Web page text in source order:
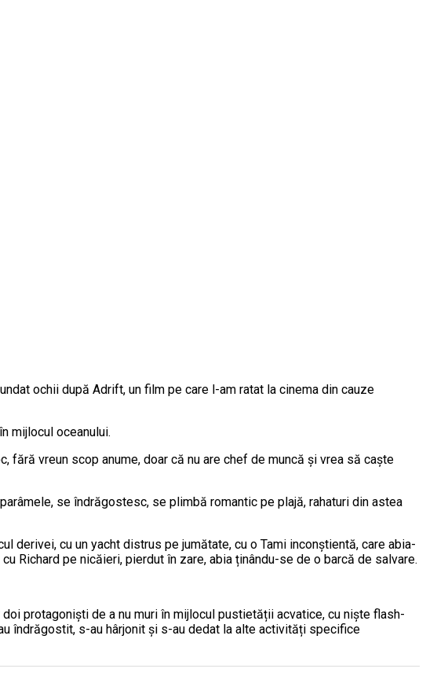
ochii după Adrift, un film pe care l-am ratat la cinema din cauze
mijlocul oceanului.
fără vreun scop anume, doar că nu are chef de muncă și vrea să caște
se îndrăgostesc, se plimbă romantic pe plajă, rahaturi din astea
derivei, cu un yacht distrus pe jumătate, cu o Tami inconștientă, care abia-
Richard pe nicăieri, pierdut în zare, abia ținându-se de o barcă de salvare.
protagoniști de a nu muri în mijlocul pustietății acvatice, cu niște flash-
îndrăgostit, s-au hârjonit și s-au dedat la alte activități specifice